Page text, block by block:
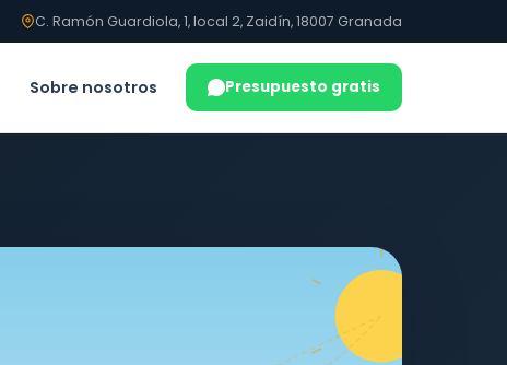
C. Ramón Guardiola, 1, local 2, Zaidín, 18007 Granada
Sobre nosotros Presupuesto gratis